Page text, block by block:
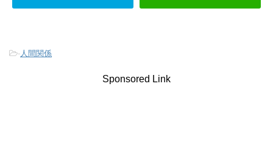
-人間関係
Sponsored Link